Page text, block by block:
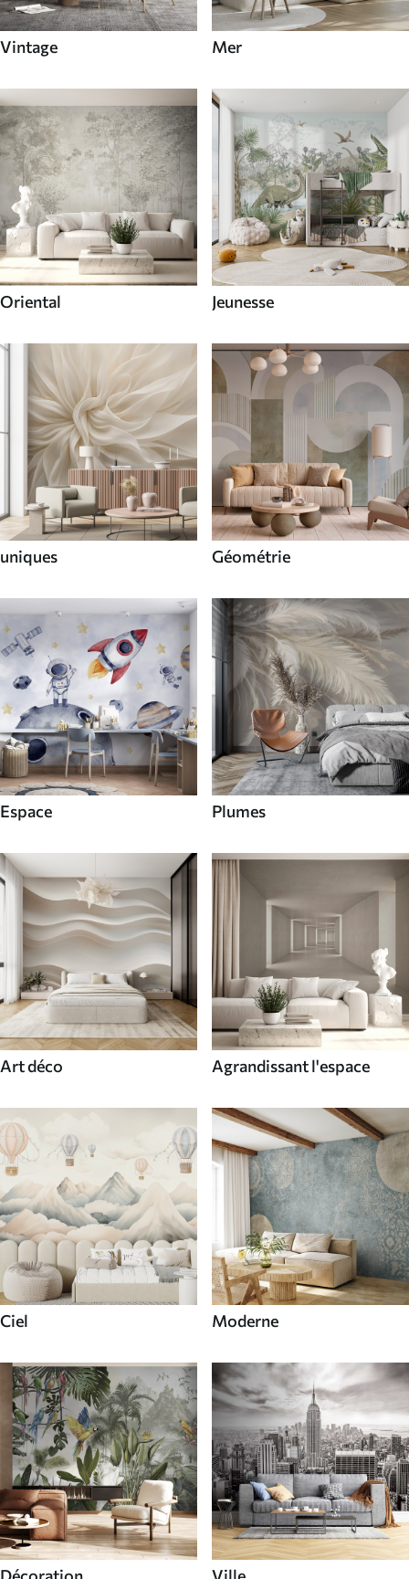
Vintage Mer
Oriental Jeunesse
uniques Géométrie
Espace Plumes
Art déco Agrandissant l'espace
Ciel Moderne